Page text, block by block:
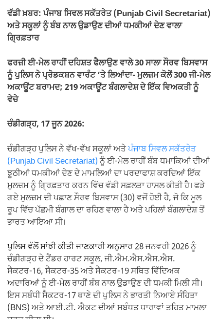
e
b
o
o
k
s
A
p
gr
a
y
Li
k
e
ਵੱਡੀ ਖ਼ਬਰ: ਪੰਜਾਬ ਸਿਵਲ ਸਕੱਤਰੇਤ (Punjab Civil Secretariat)
ਅਤੇ ਸਕੂਲਾਂ ਨੂੰ ਬੰਬ ਨਾਲ ਉਡਾਉਣ ਦੀਆਂ ਧਮਕੀਆਂ ਦੇਣ ਵਾਲਾ
ਗ੍ਰਿਫ਼ਤਾਰ
ਫਰਜ਼ੀ ਈ-ਮੇਲ ਰਾਹੀਂ ਦਹਿਸ਼ਤ ਫੈਲਾਉਣ ਵਾਲੇ 30 ਸਾਲਾ ਸੌਰਵ ਬਿਸਵਾਸ
ਨੂੰ ਪੁਲਿਸ ਨੇ ਪ੍ਰੋਡਕਸ਼ਨ ਵਾਰੰਟ ‘ਤੇ ਲਿਆਂਦਾ- ਮੁਲਜ਼ਮ ਕੋਲੋਂ 300 ਜੀ-ਮੇਲ
ਅਕਾਊਂਟ ਬਰਾਮਦ; 219 ਅਕਾਊਂਟ ਬੰਗਲਾਦੇਸ਼ ਦੇ ਇੱਕ ਵਿਅਕਤੀ ਨੂੰ
ਵੇਚੇ
ਚੰਡੀਗੜ੍ਹ, 17 ਜੂਨ 2026:
ਚੰਡੀਗੜ੍ਹ ਪੁਲਿਸ ਨੇ ਵੱਖ-ਵੱਖ ਸਕੂਲਾਂ ਅਤੇਪੰਜਾਬ ਸਿਵਲ ਸਕੱਤਰੇਤ
(Punjab Civil Secretariat)ਨੂੰ ਈ-ਮੇਲ ਰਾਹੀਂ ਬੰਬ ਧਮਾਕਿਆਂ ਦੀਆਂ
ਝੂਠੀਆਂ ਧਮਕੀਆਂ ਦੇਣ ਦੇ ਮਾਮਲਿਆਂ ਦਾ ਪਰਦਾਫਾਸ਼ ਕਰਦਿਆਂ ਇੱਕ
ਮੁਲਜ਼ਮ ਨੂੰ ਗ੍ਰਿਫ਼ਤਾਰ ਕਰਨ ਵਿੱਚ ਵੱਡੀ ਸਫ਼ਲਤਾ ਹਾਸਲ ਕੀਤੀ ਹੈ। ਫੜੇ
ਗਏ ਮੁਲਜ਼ਮ ਦੀ ਪਛਾਣ ਸੌਰਵ ਬਿਸਵਾਸ (30) ਵਜੋਂ ਹੋਈ ਹੈ, ਜੋ ਕਿ ਮੂਲ
ਰੂਪ ਵਿੱਚ ਪੱਛਮੀ ਬੰਗਾਲ ਦਾ ਰਹਿਣ ਵਾਲਾ ਹੈ ਅਤੇ ਪਹਿਲਾਂ ਬੰਗਲਾਦੇਸ਼ ਤੋਂ
ਭਾਰਤ ਆਇਆ ਸੀ।
ਪੁਲਿਸ ਵੱਲੋਂ ਸਾਂਝੀ ਕੀਤੀ ਜਾਣਕਾਰੀ ਅਨੁਸਾਰ28 ਜਨਵਰੀ 2026 ਨੂੰ
ਚੰਡੀਗੜ੍ਹ ਦੇ ਟੈਂਡਰ ਹਾਰਟ ਸਕੂਲ, ਜੀ.ਐਮ.ਐਸ.ਐਸ.ਐਸ.
ਸੈਕਟਰ-16, ਸੈਕਟਰ-35 ਅਤੇ ਸੈਕਟਰ-19 ਸਥਿਤ ਵਿੱਦਿਅਕ
ਅਦਾਰਿਆਂ ਨੂੰ ਈ-ਮੇਲ ਰਾਹੀਂ ਬੰਬ ਨਾਲ ਉਡਾਉਣ ਦੀ ਧਮਕੀ ਮਿਲੀ ਸੀ।
ਇਸ ਸਬੰਧੀ ਸੈਕਟਰ-17 ਥਾਣੇ ਦੀ ਪੁਲਿਸ ਨੇ ਭਾਰਤੀ ਨਿਆਏ ਸੰਹਿਤਾ
(BNS) ਅਤੇ ਆਈ.ਟੀ. ਐਕਟ ਦੀਆਂ ਸਬੰਧਤ ਧਾਰਾਵਾਂ ਤਹਿਤ ਮਾਮਲਾ